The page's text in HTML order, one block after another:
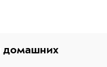
домашних